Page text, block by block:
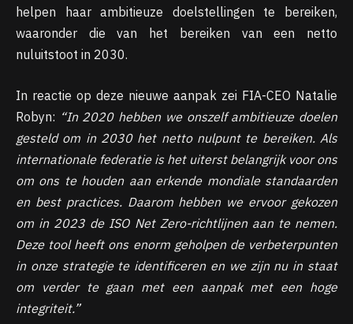
helpen haar ambitieuze doelstellingen te bereiken,
waaronder die van het bereiken van een netto
nuluitstoot in 2030.
In reactie op deze nieuwe aanpak zei FIA-CEO Natalie
Robyn: “In 2020 hebben we onszelf ambitieuze doelen
gesteld om in 2030 het netto nulpunt te bereiken. Als
internationale federatie is het uiterst belangrijk voor ons
om ons te houden aan erkende mondiale standaarden
en best practices. Daarom hebben we ervoor gekozen
om in 2023 de ISO Net Zero-richtlijnen aan te nemen.
Deze tool heeft ons enorm geholpen de verbeterpunten
in onze strategie te identificeren en we zijn nu in staat
om verder te gaan met een aanpak met een hoge
integriteit.”